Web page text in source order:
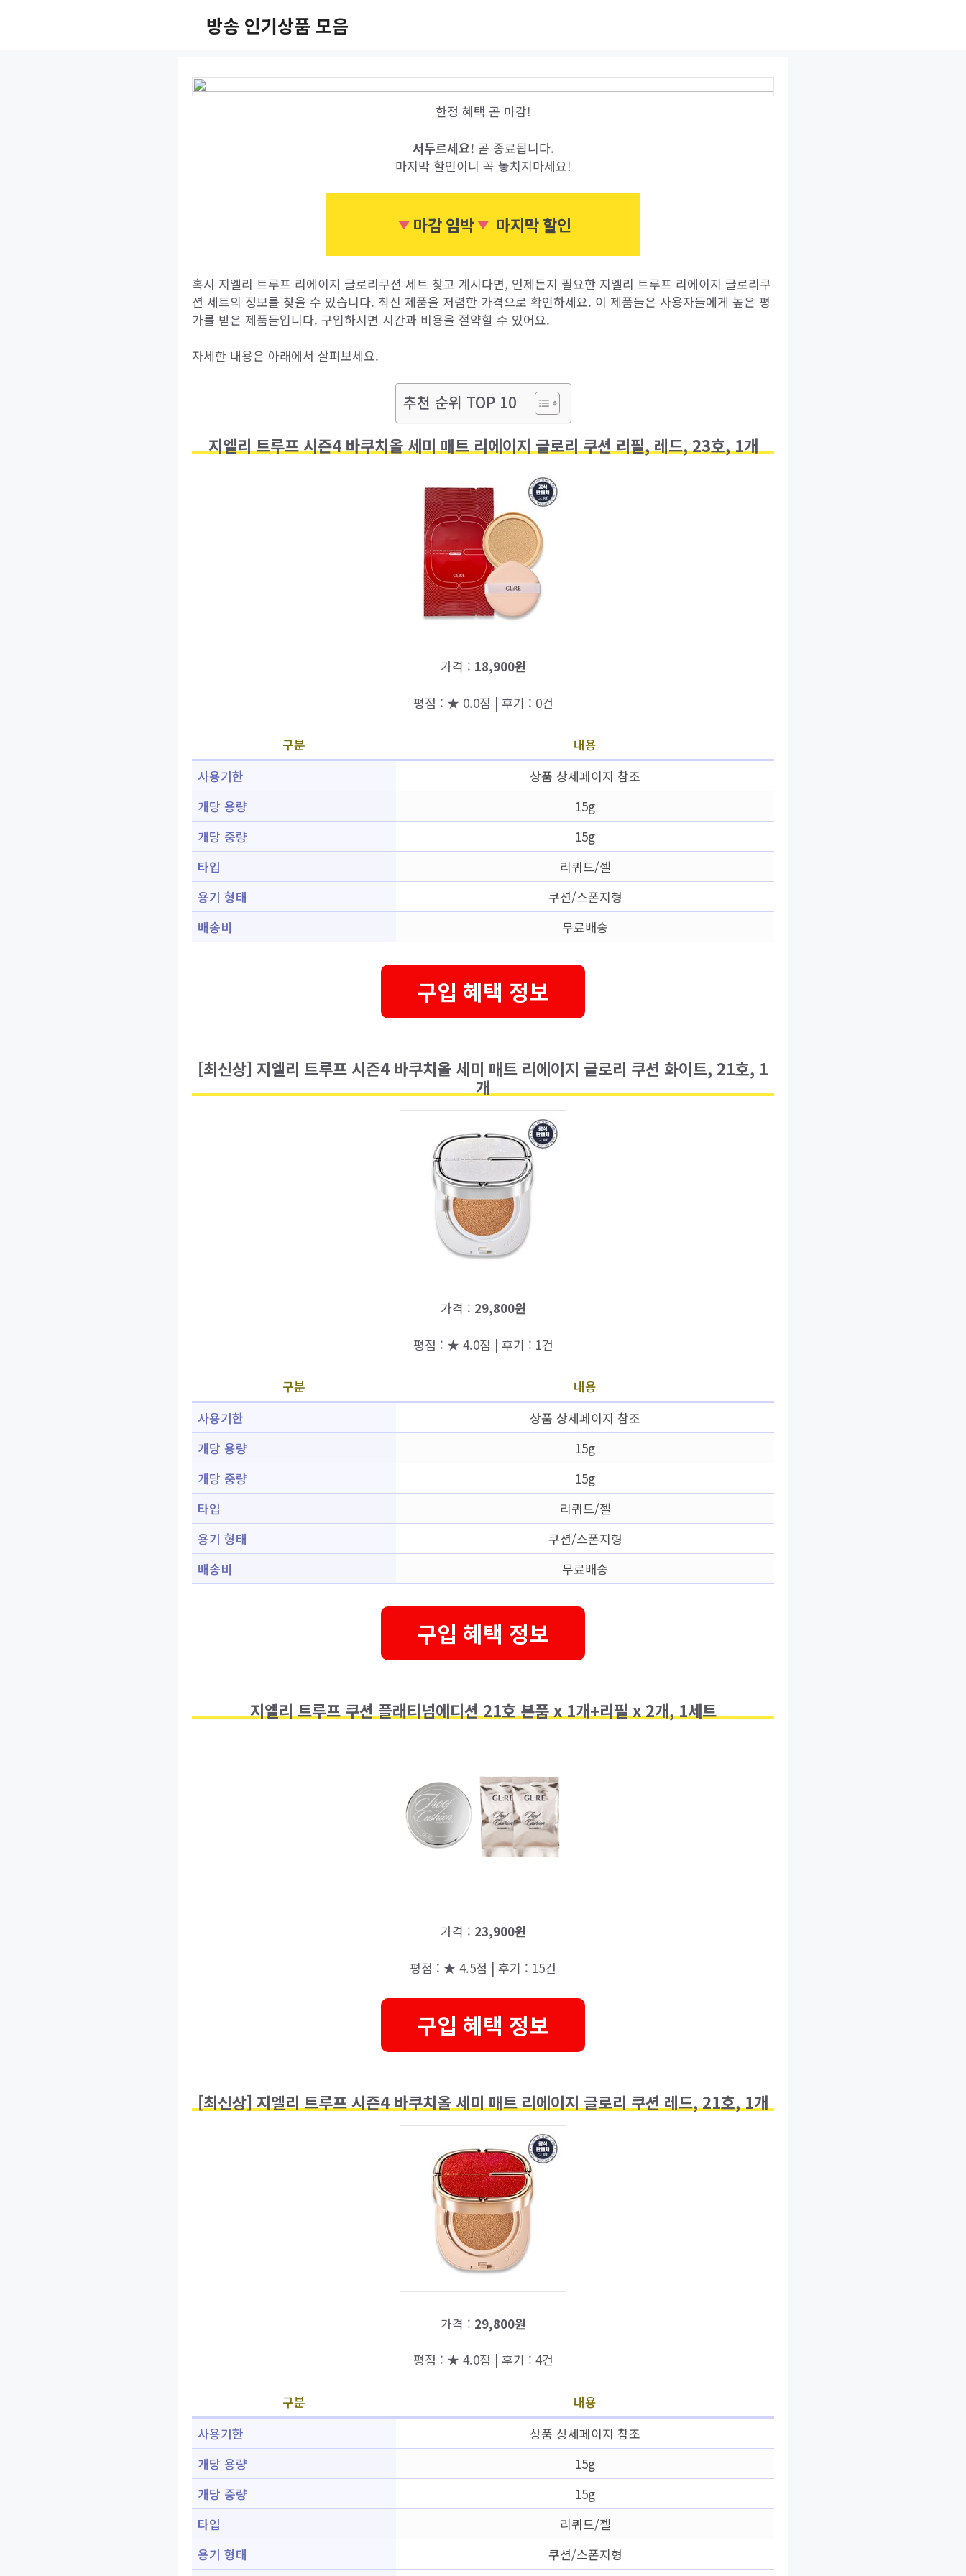
방송 인기상품 모음
한정 혜택 곧 마감!
서두르세요! 곧 종료됩니다.
마지막 할인이니 꼭 놓치지마세요!
마감 임박 마지막 할인
혹시 지엘리 트루프 리에이지 글로리쿠션 세트 찾고 계시다면, 언제든지 필요한 지엘리 트루프 리에이지 글로리쿠
션 세트의 정보를 찾을 수 있습니다. 최신 제품을 저렴한 가격으로 확인하세요. 이 제품들은 사용자들에게 높은 평
가를 받은 제품들입니다. 구입하시면 시간과 비용을 절약할 수 있어요.
자세한 내용은 아래에서 살펴보세요.
추천 순위 TOP 10
지엘리 트루프 시즌4 바쿠치올 세미 매트 리에이지 글로리 쿠션 리필, 레드, 23호, 1개
가격 : 18,900원
평점 : ★ 0.0점 | 후기 : 0건
구분
내용
사용기한
상품 상세페이지 참조
개당 용량
15g
개당 중량
15g
타입
리퀴드/젤
용기 형태
쿠션/스폰지형
배송비
무료배송
구입 혜택 정보
[최신상] 지엘리 트루프 시즌4 바쿠치올 세미 매트 리에이지 글로리 쿠션 화이트, 21호, 1
개
가격 : 29,800원
평점 : ★ 4.0점 | 후기 : 1건
구분
내용
사용기한
상품 상세페이지 참조
개당 용량
15g
개당 중량
15g
타입
리퀴드/젤
용기 형태
쿠션/스폰지형
배송비
무료배송
구입 혜택 정보
지엘리 트루프 쿠션 플래티넘에디션 21호 본품 x 1개+리필 x 2개, 1세트
가격 : 23,900원
평점 : ★ 4.5점 | 후기 : 15건
구입 혜택 정보
[최신상] 지엘리 트루프 시즌4 바쿠치올 세미 매트 리에이지 글로리 쿠션 레드, 21호, 1개
가격 : 29,800원
평점 : ★ 4.0점 | 후기 : 4건
구분
내용
사용기한
상품 상세페이지 참조
개당 용량
15g
개당 중량
15g
타입
리퀴드/젤
용기 형태
쿠션/스폰지형